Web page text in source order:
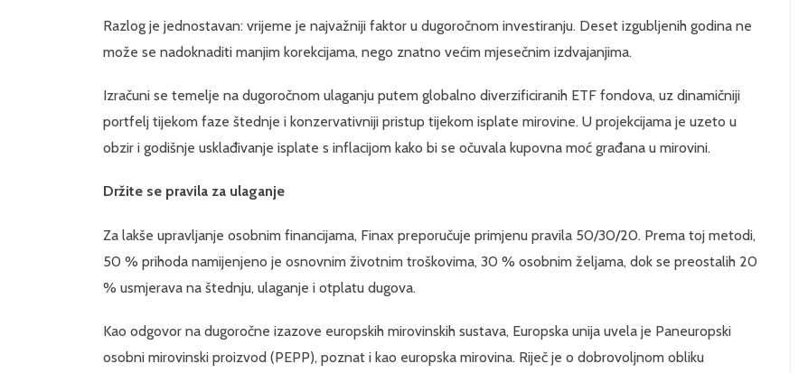
Razlog je jednostavan: vrijeme je najvažniji faktor u dugoročnom investiranju. Deset izgubljenih godina ne
može se nadoknaditi manjim korekcijama, nego znatno većim mjesečnim izdvajanjima.
Izračuni se temelje na dugoročnom ulaganju putem globalno diverzificiranih ETF fondova, uz dinamičniji
portfelj tijekom faze štednje i konzervativniji pristup tijekom isplate mirovine. U projekcijama je uzeto u
obzir i godišnje usklađivanje isplate s inflacijom kako bi se očuvala kupovna moć građana u mirovini.
Držite se pravila za ulaganje
Za lakše upravljanje osobnim financijama, Finax preporučuje primjenu pravila 50/30/20. Prema toj metodi,
50 % prihoda namijenjeno je osnovnim životnim troškovima, 30 % osobnim željama, dok se preostalih 20
% usmjerava na štednju, ulaganje i otplatu dugova.
Kao odgovor na dugoročne izazove europskih mirovinskih sustava, Europska unija uvela je Paneuropski
osobni mirovinski proizvod (PEPP), poznat i kao europska mirovina. Riječ je o dobrovoljnom obliku